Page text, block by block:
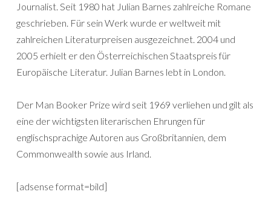
Journalist. Seit 1980 hat Julian Barnes zahlreiche Romane
geschrieben. Für sein Werk wurde er weltweit mit
zahlreichen Literaturpreisen ausgezeichnet. 2004 und
2005 erhielt er den Österreichischen Staatspreis für
Europäische Literatur. Julian Barnes lebt in London.
Der Man Booker Prize wird seit 1969 verliehen und gilt als
eine der wichtigsten literarischen Ehrungen für
englischsprachige Autoren aus Großbritannien, dem
Commonwealth sowie aus Irland.
[adsense format=bild]